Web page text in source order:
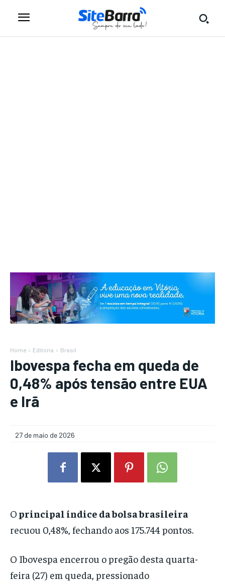
Home Editoria Brasil
Ibovespa fecha em queda de
0,48% após tensão entre EUA
e Irã
27 de maio de 2026
O principal índice da bolsa brasileira
recuou 0,48%, fechando aos 175.744 pontos.
O Ibovespa encerrou o pregão desta quarta-
feira (27) em queda, pressionado